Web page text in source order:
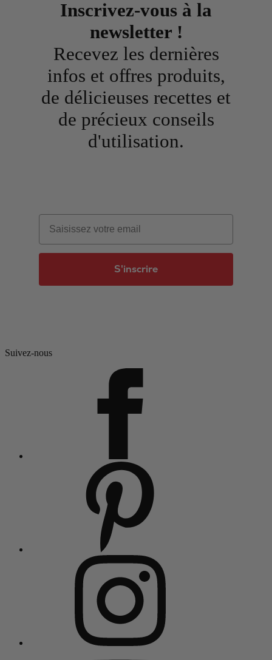
Inscrivez-vous à la
newsletter !
Recevez les dernières
infos et offres produits,
de délicieuses recettes et
de précieux conseils
d'utilisation.
Email
S'inscrire
Suivez-nous